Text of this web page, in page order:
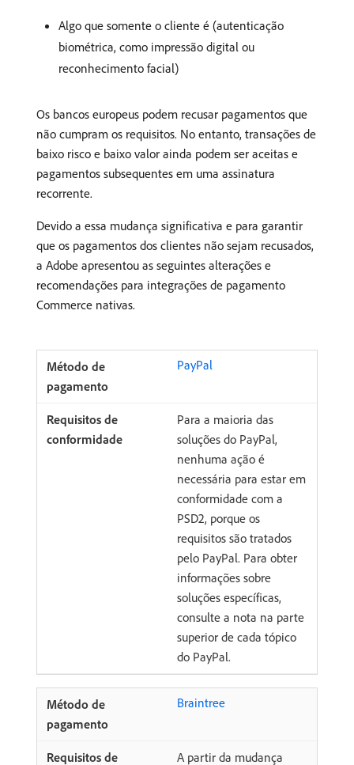
Algo que somente o cliente é (autenticação
biométrica, como impressão digital ou
reconhecimento facial)
Os bancos europeus podem recusar pagamentos que
não cumpram os requisitos. No entanto, transações de
baixo risco e baixo valor ainda podem ser aceitas e
pagamentos subsequentes em uma assinatura
recorrente.
Devido a essa mudança significativa e para garantir
que os pagamentos dos clientes não sejam recusados,
a Adobe apresentou as seguintes alterações e
recomendações para integrações de pagamento
Commerce nativas.
PayPal
Para a maioria das
soluções do PayPal,
nenhuma ação é
necessária para estar em
conformidade com a
PSD2, porque os
requisitos são tratados
pelo PayPal. Para obter
informações sobre
soluções específicas,
consulte a nota na parte
superior de cada tópico
do PayPal.
Braintree
A partir da mudança